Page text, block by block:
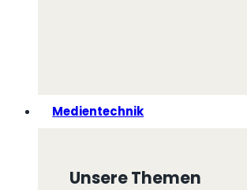
Medientechnik
Unsere Themen